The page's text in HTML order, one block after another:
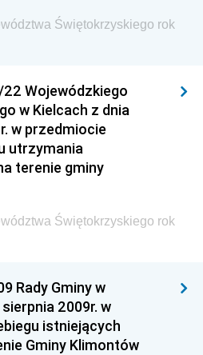
Wywiadu
Świętokrzyskiego rok
Wojewódzkiego
w Kielcach z dnia
w przedmiocie
utrzymania
terenie gminy
Świętokrzyskiego rok
Rady Gminy w
2009r. w
istniejących
Gminy Klimontów